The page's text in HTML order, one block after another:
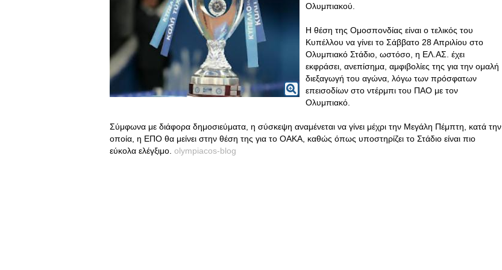
Ολυμπιακού.
Η θέση της Ομοσπονδίας είναι ο τελικός του
Κυπέλλου να γίνει το Σάββατο 28 Απριλίου στο
Ολυμπιακό Στάδιο, ωστόσο, η ΕΛ.ΑΣ. έχει
εκφράσει, ανεπίσημα, αμφιβολίες της για την ομαλή
διεξαγωγή του αγώνα, λόγω των πρόσφατων
επεισοδίων στο ντέρμπι του ΠΑΟ με τον
Ολυμπιακό.
Σύμφωνα με διάφορα δημοσιεύματα, η σύσκεψη αναμένεται να γίνει μέχρι την Μεγάλη Πέμπτη, κατά την
οποία, η ΕΠΟ θα μείνει στην θέση της για το ΟΑΚΑ, καθώς όπως υποστηρίζει το Στάδιο είναι πιο
εύκολα ελέγξιμο. olympiacos-blog